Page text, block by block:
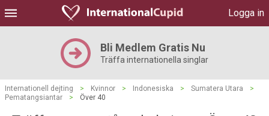
Logga in
Bli Medlem Gratis Nu
Träffa internationella singlar
Internationell dejting > Kvinnor > Indonesiska > Sumatera Utara
>
Pematangsiantar
> Över 40